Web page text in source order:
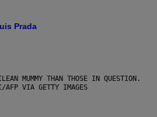
Prada
MUMMY THAN THOSE IN QUESTION.
AFP VIA GETTY IMAGES